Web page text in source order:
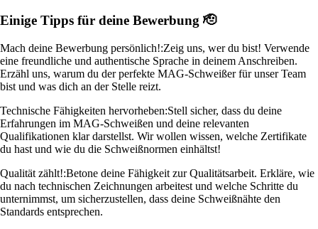
Einige Tipps für deine Bewerbung 🫡
Mach deine Bewerbung persönlich!:Zeig uns, wer du bist! Verwende
eine freundliche und authentische Sprache in deinem Anschreiben.
Erzähl uns, warum du der perfekte MAG-Schweißer für unser Team
bist und was dich an der Stelle reizt.
Technische Fähigkeiten hervorheben:Stell sicher, dass du deine
Erfahrungen im MAG-Schweißen und deine relevanten
Qualifikationen klar darstellst. Wir wollen wissen, welche Zertifikate
du hast und wie du die Schweißnormen einhältst!
Qualität zählt!:Betone deine Fähigkeit zur Qualitätsarbeit. Erkläre, wie
du nach technischen Zeichnungen arbeitest und welche Schritte du
unternimmst, um sicherzustellen, dass deine Schweißnähte den
Standards entsprechen.